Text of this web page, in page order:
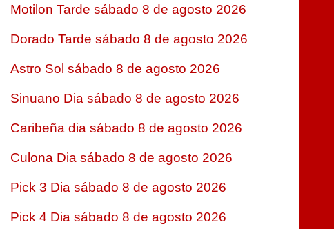
Motilon Tarde sábado 8 de agosto 2026
Dorado Tarde sábado 8 de agosto 2026
Astro Sol sábado 8 de agosto 2026
Sinuano Dia sábado 8 de agosto 2026
Caribeña dia sábado 8 de agosto 2026
Culona Dia sábado 8 de agosto 2026
Pick 3 Dia sábado 8 de agosto 2026
Pick 4 Dia sábado 8 de agosto 2026